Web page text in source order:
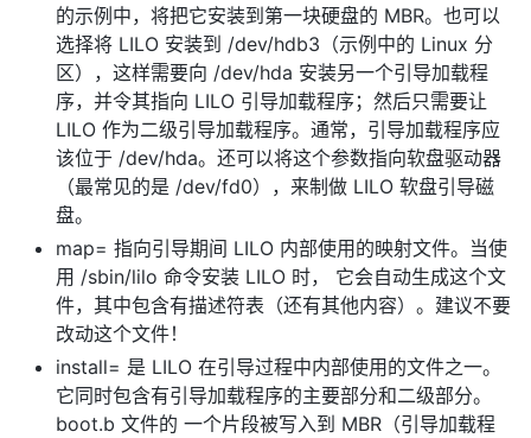
的示例中，将把它安装到第一块硬盘的 MBR。也可以
选择将 LILO 安装到 /dev/hdb3（示例中的 Linux 分
区），这样需要向 /dev/hda 安装另一个引导加载程
序，并令其指向 LILO 引导加载程序；然后只需要让
LILO 作为二级引导加载程序。通常，引导加载程序应
该位于 /dev/hda。还可以将这个参数指向软盘驱动器
（最常见的是 /dev/fd0），来制做 LILO 软盘引导磁
盘。
map= 指向引导期间 LILO 内部使用的映射文件。当使
用 /sbin/lilo 命令安装 LILO 时， 它会自动生成这个文
件，其中包含有描述符表（还有其他内容）。建议不要
改动这个文件！
install= 是 LILO 在引导过程中内部使用的文件之一。
它同时包含有引导加载程序的主要部分和二级部分。
boot.b 文件的 一个片段被写入到 MBR（引导加载程